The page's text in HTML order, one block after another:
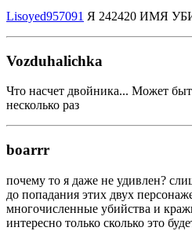
Lisoyed957091 Я 242420 ИМЯ
Vozduhalichka
Что насчет двойника... Может
несколько раз
boarrr
почему то я даже не удивлен?
до попадания этих двух
многочисленные убийства и
интересно только сколько это